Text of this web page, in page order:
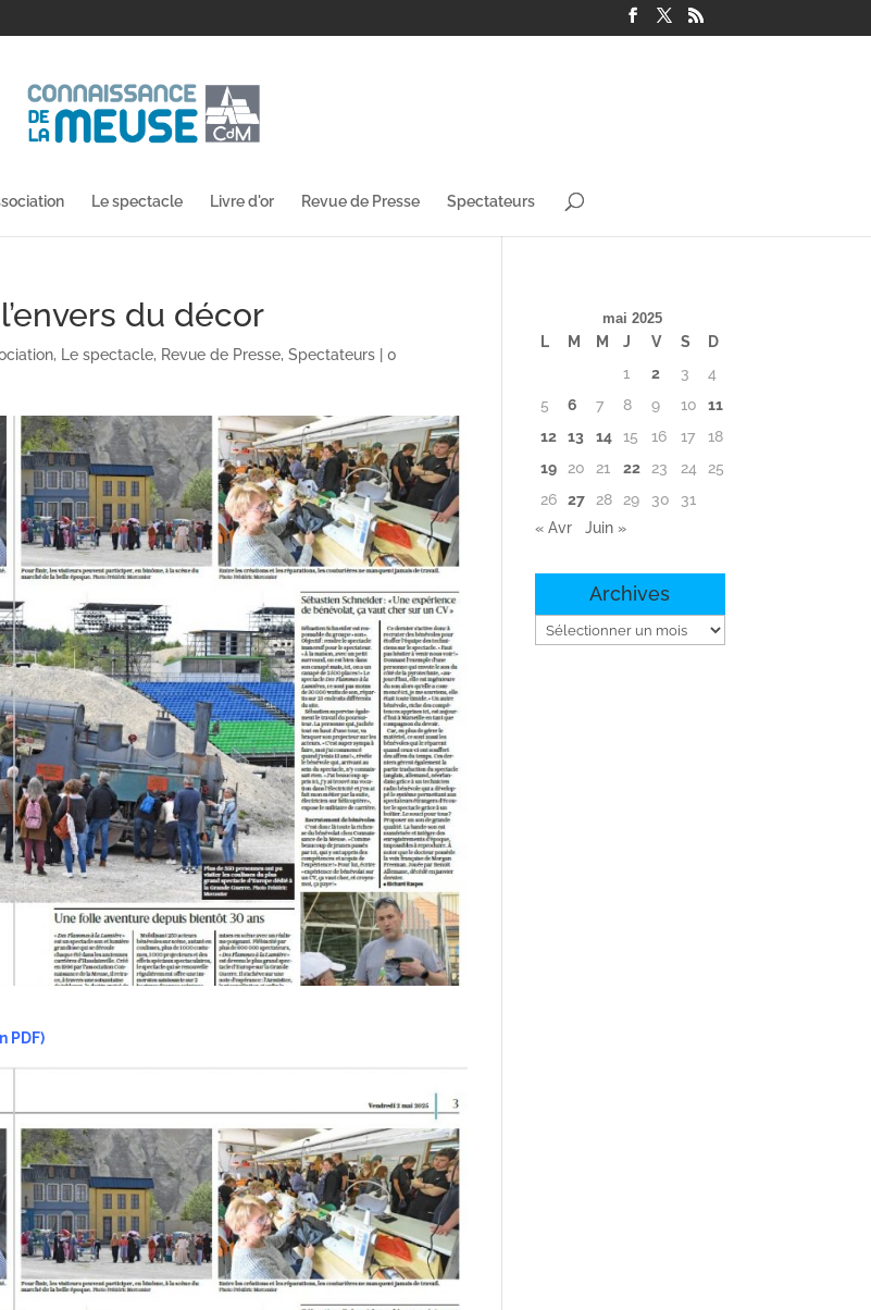
Le spectacle Livre d'or Revue de Presse Spectateurs
du décor
, Le spectacle, Revue de Presse,Spectateurs |0
PDF)
mai 2025
L M M J V S
D
1
2 3
4
5
6 7 8 9 10
11
12
13 14 15 16 17
18
19
20 21 22 23 24
25
26
27 28 29 30
31
« Avr
Juin »
Archives
Archives